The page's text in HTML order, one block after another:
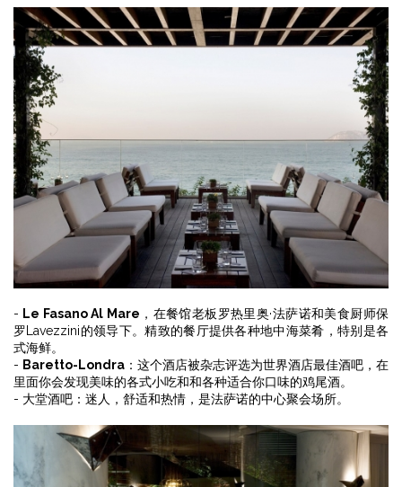
- Le Fasano Al Mare ，在餐馆老板罗热里奥·法萨诺和美食厨师保
罗Lavezzini的领导下。精致的餐厅提供各种地中海菜肴，特别是各
式海鲜。
- Baretto-Londra ：这个酒店被杂志评选为世界酒店最佳酒吧，在
里面你会发现美味的各式小吃和和各种适合你口味的鸡尾酒。
- 大堂酒吧：迷人，舒适和热情，是法萨诺的中心聚会场所。